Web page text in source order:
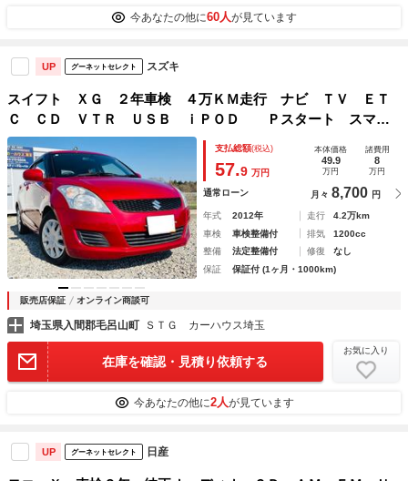
今あなたの他に60人が見ています
UP グーネットセレクト スズキ
スイフト ＸＧ ２年車検 ４万ＫＭ走行 ナビ ＴＶ ＥＴ
Ｃ ＣＤ ＶＴＲ ＵＳＢ ｉＰＯＤ Ｐスタート スマー
トキー スペアキー／タイヤ プッシュスタート オートエア
コン ホイールキャップ付き ワンオーナー 禁煙車
支払総額(税込)
57.9 万円
本体価格
49.9
万円
諸費用
8
万円
通常ローン 月々 8,700 円
年式 2012年 走行
4.2万km
車検
車検整備付 排気
1200cc
整備
法定整備付 修復
なし
保証
保証付 (1ヶ月・1000km)
販売店保証 オンライン商談可
埼玉県入間郡毛呂山町 ＳＴＧ カーハウス埼玉
在庫を確認・見積り依頼する
お気に入り
今あなたの他に2人が見ています
UP グーネットセレクト 日産